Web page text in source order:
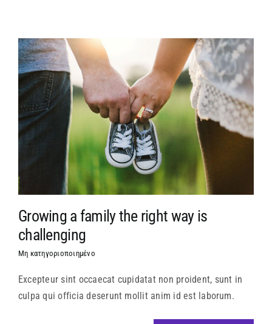
Growing a family the right way is
challenging
Μη κατηγοριοποιημένο
Excepteur sint occaecat cupidatat non proident, sunt in
culpa qui officia deserunt mollit anim id est laborum.